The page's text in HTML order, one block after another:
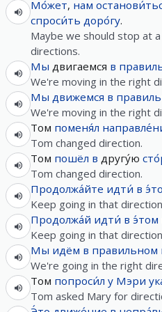
Мо́жет, нам
спроси́ть доро́гу.
Maybe we should stop at
directions.
Мы двигаемся в
We're moving in the right
Мы движемся в
We're moving in the right
Том поменя́л
Tom changed direction.
Том пошёл в другу́ю
Tom changed direction.
Продолжа́йте идти́ в
Keep going in that
Продолжа́й идти́ в э́том
Keep going in that
Мы идём в правильном
We're going in the right
Том попроси́л у Мэри
Tom asked Mary for